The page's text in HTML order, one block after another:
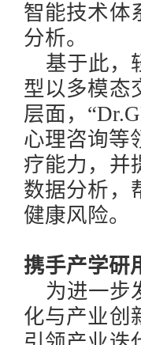
智能技术体
分析。
基于此，
型以多模态
层面，
心理咨询等
疗能力，并
数据分析，
健康风险。
携手产学研
为进一步
化与产业创